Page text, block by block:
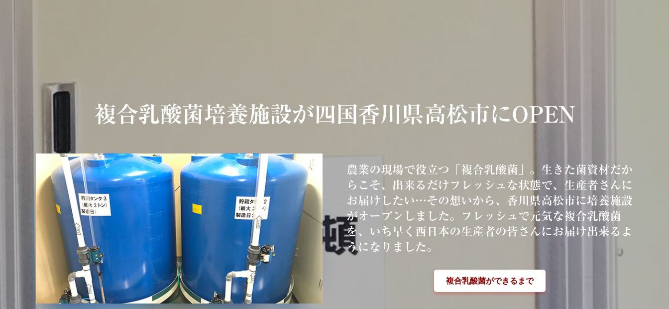
複合乳酸菌培養施設が四国香川県高松市にOPEN
農業の現場で役立つ「複合乳酸菌」。生きた菌資材だか
らこそ、出来るだけフレッシュな状態で、生産者さんに
お届けしたい…その想いから、香川県高松市に培養施設
がオープンしました。フレッシュで元気な複合乳酸菌
を、いち早く西日本の生産者の皆さんにお届け出来るよ
うになりました。
複合乳酸菌ができるまで